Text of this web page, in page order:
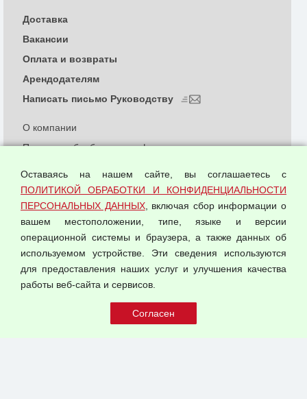
© 2026 ООО "Феникс"
О компании
Политика обработки и конфиденциальности
Согласием на обработку персональных данных
Оферта оптовой купли-продажи
Публичная оферта
Доставка
Вакансии
Оплата и возвраты
Арендодателям
Написать письмо Руководству
Оставаясь на нашем сайте, вы соглашаетесь с
ПОЛИТИКОЙ ОБРАБОТКИ И КОНФИДЕНЦИАЛЬНОСТИ
ПЕРСОНАЛЬНЫХ ДАННЫХ, включая сбор информации о
вашем местоположении, типе, языке и версии
операционной системы и браузера, а также данных об
используемом устройстве. Эти сведения используются
для предоставления наших услуг и улучшения качества
работы веб-сайта и сервисов.